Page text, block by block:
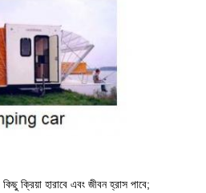
ক্রিয়া হারাবে এবং জীবন হ্রাস পাবে;